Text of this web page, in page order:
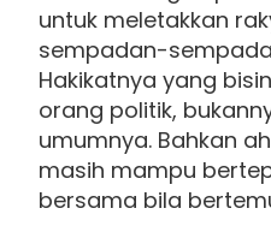
untuk meletakkan
sempadan-
Hakikatnya yang
orang politik,
umumnya. Bahkan
masih mampu
bersama bila